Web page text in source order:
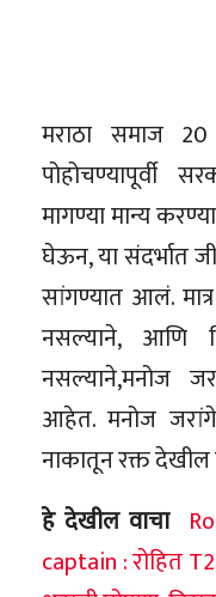
मराठा समाज 20
पोहोचण्यापूर्वी
मागण्या मान्य
घेऊन, या संदर्भात
सांगण्यात आलं.
नसल्याने, आणि
नसल्याने,मनोज
आहेत. मनोज
नाकातून रक्त
हे देखील वाचा
captain : रोहित